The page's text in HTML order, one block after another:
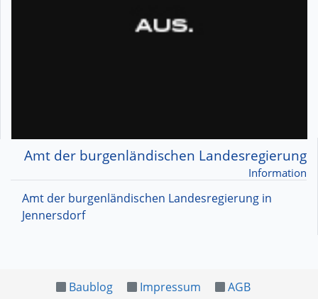
Amt der burgenländischen Landesregierung
Information
Amt der burgenländischen Landesregierung in
Jennersdorf
Baublog Impressum AGB